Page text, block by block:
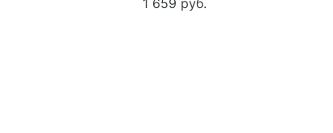
1 659 руб.